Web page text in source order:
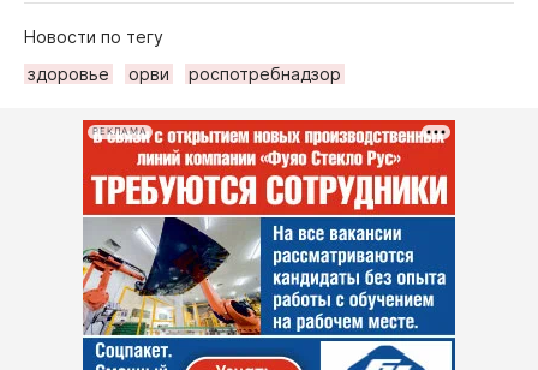
Новости по тегу
здоровье
орви роспотребнадзор
РЕКЛАМА